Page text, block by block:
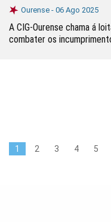
Ourense - 06 Ago 2025
A CIG-Ourense chama á
combater os
1 2 3 4 5